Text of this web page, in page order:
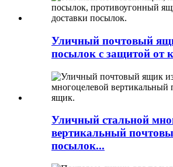
Уличный почтовый
посылок с защитой от
Уличный стальной
вертикальный
посылок...